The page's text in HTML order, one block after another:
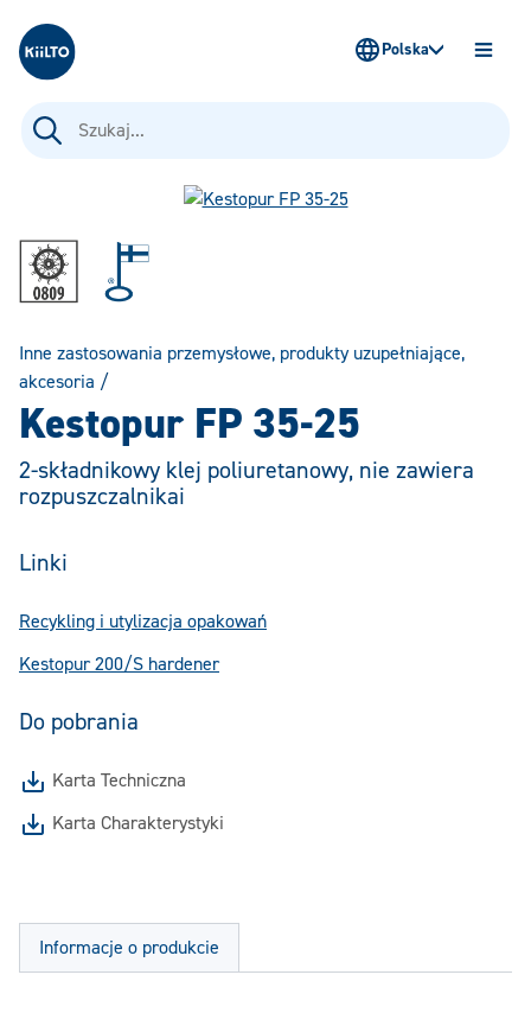
Kiilto Poland
Szukaj:
Polska
Inne zastosowania przemysłowe, produkty uzupełniające,
akcesoria /
Kestopur FP 35-25
2-składnikowy klej poliuretanowy, nie zawiera
rozpuszczalnikai
Linki
Recykling i utylizacja opakowań
Kestopur 200/S hardener
Do pobrania
Karta Techniczna
Karta Charakterystyki
Informacje o produkcie